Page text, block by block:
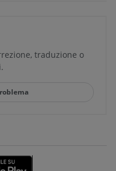
traduzione o